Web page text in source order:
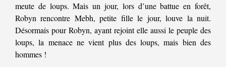
meute de loups. Mais un jour, lors d’une battue en forêt,
Robyn rencontre Mebh, petite fille le jour, louve la nuit.
Désormais pour Robyn, ayant rejoint elle aussi le peuple des
loups, la menace ne vient plus des loups, mais bien des
hommes !